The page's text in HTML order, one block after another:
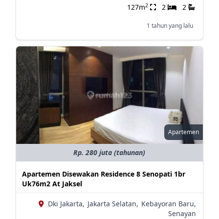
127m2 2 2
1 tahun yang lalu
Apartemen
Rp. 280 juta (tahunan)
Apartemen Disewakan Residence 8 Senopati 1br
Uk76m2 At Jaksel
Dki Jakarta, Jakarta Selatan, Kebayoran Baru,
Senayan